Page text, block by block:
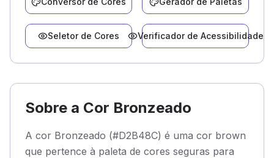
Seletor de Cores Verificador de Acessibilidade
Sobre a Cor Bronzeado
A cor Bronzeado (#D2B48C) é uma cor brown
que pertence à paleta de cores seguras para